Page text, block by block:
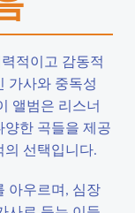
적이고 감동적
가사와 중독성
앨범은 리스너
한 곡들을 제공
선택입니다.
아우르며, 심장